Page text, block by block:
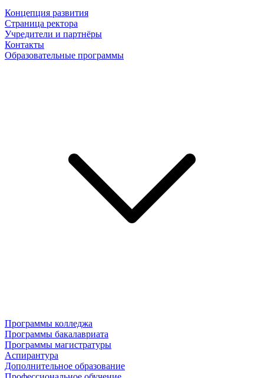
Концепция развития
Страница ректора
Учредители и партнёры
Контакты
Образовательные программы
Программы колледжа
Программы бакалавриата
Программы магистратуры
Аспирантура
Дополнительное образование